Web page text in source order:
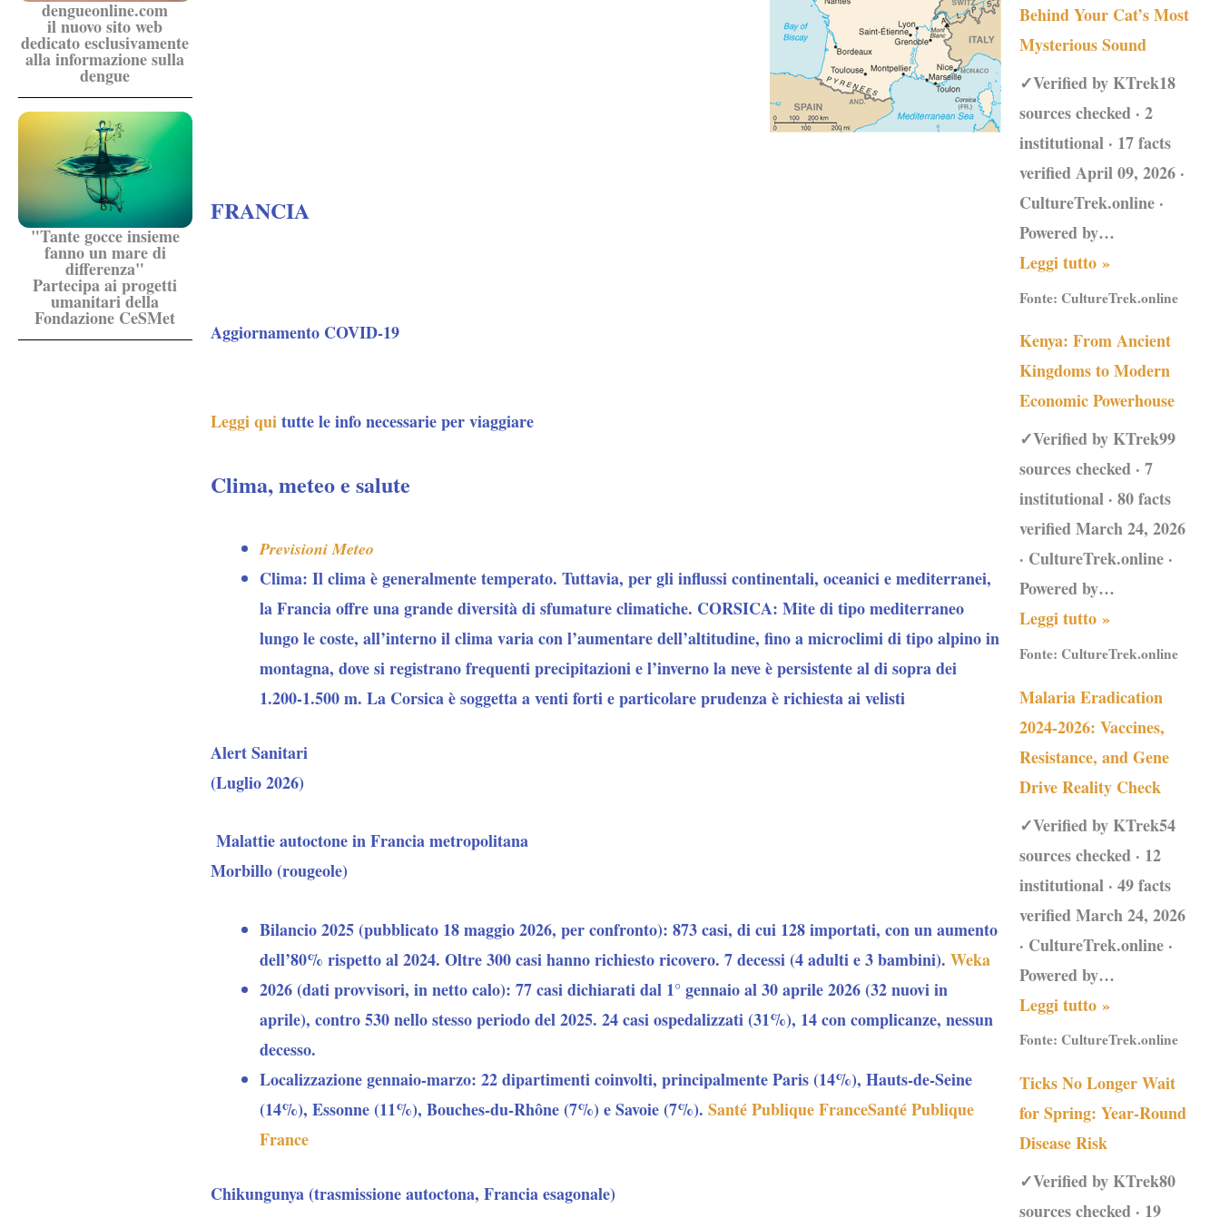
dengueonline.com
il nuovo sito web
dedicato esclusivamente
alla informazione sulla
dengue
"Tante gocce insieme
fanno un mare di
differenza"
Partecipa ai progetti
umanitari della
Fondazione CeSMet
FRANCIA
Aggiornamento COVID-19
Leggi quitutte le info necessarie per viaggiare
Clima, meteo e salute
Previsioni Meteo
Clima: Il clima è generalmente temperato. Tuttavia, per gli influssi continentali, oceanici e mediterranei,
la Francia offre una grande diversità di sfumature climatiche. CORSICA: Mite di tipo mediterraneo
lungo le coste, all’interno il clima varia con l’aumentare dell’altitudine, fino a microclimi di tipo alpino in
montagna, dove si registrano frequenti precipitazioni e l’inverno la neve è persistente al di sopra dei
1.200-1.500 m. La Corsica è soggetta a venti forti e particolare prudenza è richiesta ai velisti
Alert Sanitari
(Luglio 2026)
Malattie autoctone in Francia metropolitana
Morbillo (rougeole)
Bilancio 2025 (pubblicato 18 maggio 2026, per confronto): 873 casi, di cui 128 importati, con un aumento
dell’80% rispetto al 2024. Oltre 300 casi hanno richiesto ricovero. 7 decessi (4 adulti e 3 bambini). Weka
2026 (dati provvisori, in netto calo): 77 casi dichiarati dal 1° gennaio al 30 aprile 2026 (32 nuovi in
aprile), contro 530 nello stesso periodo del 2025. 24 casi ospedalizzati (31%), 14 con complicanze, nessun
decesso.
Localizzazione gennaio-marzo: 22 dipartimenti coinvolti, principalmente Paris (14%), Hauts-de-Seine
(14%), Essonne (11%), Bouches-du-Rhône (7%) e Savoie (7%). Santé Publique FranceSanté Publique
France
Chikungunya (trasmissione autoctona, Francia esagonale)
Behind Your Cat’s Most
Mysterious Sound
✓Verified by KTrek18
sources checked · 2
institutional · 17 facts
verified April 09, 2026 ·
CultureTrek.online ·
Powered by…
Leggi tutto »
Fonte:CultureTrek.online
Kenya: From Ancient
Kingdoms to Modern
Economic Powerhouse
✓Verified by KTrek99
sources checked · 7
institutional · 80 facts
verified March 24, 2026
· CultureTrek.online ·
Powered by…
Leggi tutto »
Fonte:CultureTrek.online
Malaria Eradication
2024-2026: Vaccines,
Resistance, and Gene
Drive Reality Check
✓Verified by KTrek54
sources checked · 12
institutional · 49 facts
verified March 24, 2026
· CultureTrek.online ·
Powered by…
Leggi tutto »
Fonte:CultureTrek.online
Ticks No Longer Wait
for Spring: Year-Round
Disease Risk
✓Verified by KTrek80
sources checked · 19